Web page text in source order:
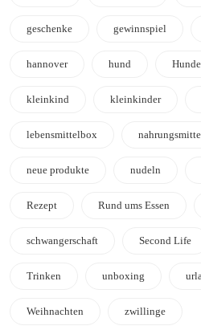
geschenke gewinnspiel
hannover hund Hunde
kleinkind kleinkinder
lebensmittelbox
neue produkte nudeln
Rezept Rund ums Essen
schwangerschaft Second Life
Trinken unboxing
Weihnachten zwillinge